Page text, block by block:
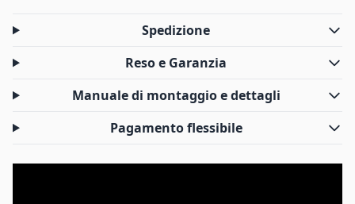
Spedizione
Reso e Garanzia
Manuale di montaggio e dettagli
Pagamento flessibile